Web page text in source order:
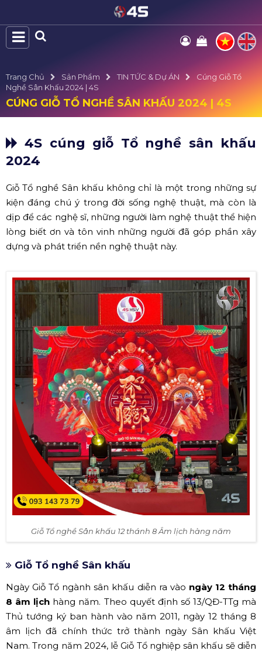
Trang Chủ Sản Phẩm TIN TỨC & Dự ÁN
Cúng Giỗ Tổ
Nghề Sân Khấu 2024 | 4S
CÚNG GIỖ TỔ NGHỀ SÂN KHẤU 2024 | 4S
4S cúng giỗ Tổ nghề sân khấu
2024
Giỗ Tổ nghề Sân khấu không chỉ là một trong những sự
kiện đáng chú ý trong đời sống nghệ thuật, mà còn là
dịp để các nghệ sĩ, những người làm nghệ thuật thể hiện
lòng biết ơn và tôn vinh những người đã góp phần xây
dựng và phát triển nền nghệ thuật này.
Giỗ Tổ nghề Sân khấu 12 thánh 8 Âm lịch hàng năm
Giỗ Tổ nghề Sân khấu
Ngày Giỗ Tổ ngành sân khấu diễn ra vào ngày 12 tháng
8 âm lịch hàng năm. Theo quyết định số 13/QĐ-TTg mà
Thủ tướng ký ban hành vào năm 2011, ngày 12 tháng 8
âm lịch đã chính thức trở thành ngày Sân khấu Việt
Nam. Trong năm 2024, lễ Giỗ Tổ nghiệp sân khấu sẽ diễn